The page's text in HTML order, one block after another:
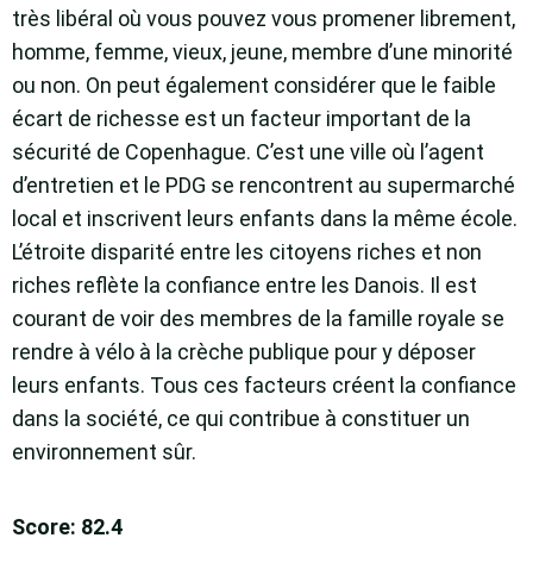
très libéral où vous pouvez vous promener librement,
homme, femme, vieux, jeune, membre d’une minorité
ou non. On peut également considérer que le faible
écart de richesse est un facteur important de la
sécurité de Copenhague. C’est une ville où l’agent
d’entretien et le PDG se rencontrent au supermarché
local et inscrivent leurs enfants dans la même école.
L’étroite disparité entre les citoyens riches et non
riches reflète la confiance entre les Danois. Il est
courant de voir des membres de la famille royale se
rendre à vélo à la crèche publique pour y déposer
leurs enfants. Tous ces facteurs créent la confiance
dans la société, ce qui contribue à constituer un
environnement sûr.
Score: 82.4